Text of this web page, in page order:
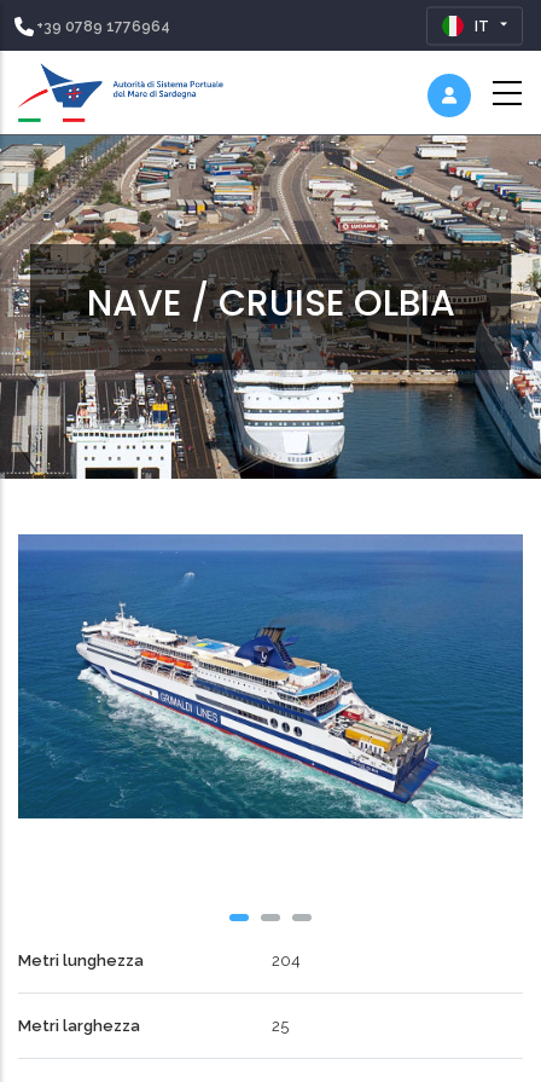
+39 0789 1776964 IT
NAVE / CRUISE OLBIA
Metri lunghezza 204
Metri larghezza 25